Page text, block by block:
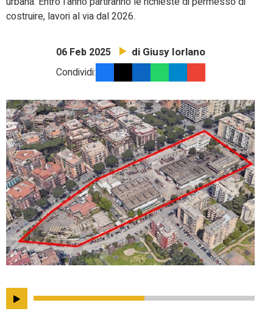
costruire, lavori al via dal 2026.
06 Feb 2025 di Giusy Iorlano
Condividi: